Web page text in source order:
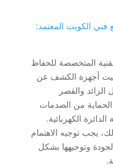
الكويت المعتمد:
المتخصصة للحفاظ
أجهزة الكشف عن
والقصر
من الصدمات
الكهربائية.
يجب توجيه الاهتمام
وتوجيهها بشكل